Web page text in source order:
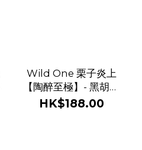
Wild One 栗子炎上
【陶醉至極】- 黑胡椒
高潮精油
HK$188.00